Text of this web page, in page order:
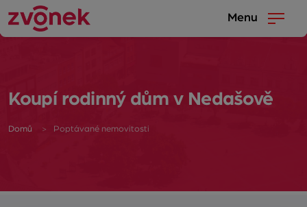
Menu
Koupí rodinný dům v Nedašově
Domů Poptávané nemovitosti